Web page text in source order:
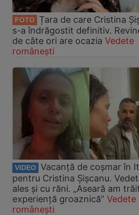
FOTO
Țara de care Cristina
s-a îndrăgostit definitiv.
de câte ori are ocazia Vedete
românești
VIDEO Vacanță de coșmar în
pentru Cristina Șișcanu.
ales și cu răni. „Aseară am
experiență groaznică” Vedete
românești